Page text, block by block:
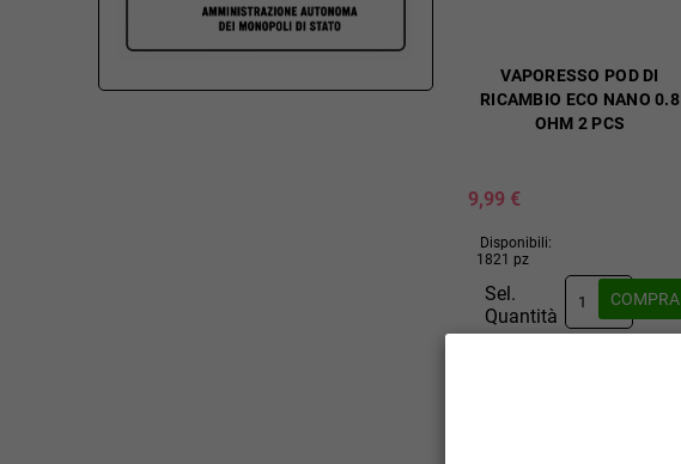
VAPORESSO POD DI
RICAMBIO ECO NANO 0.8
OHM 2 PCS
9,99 €
Disponibili:
1821 pz
Sel.
Quantità
COMPRA